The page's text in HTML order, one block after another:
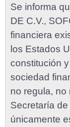
Se informa
DE C.V.,
financiera
los Estados
constitución
sociedad
no regula, no
Secretaría
únicamente